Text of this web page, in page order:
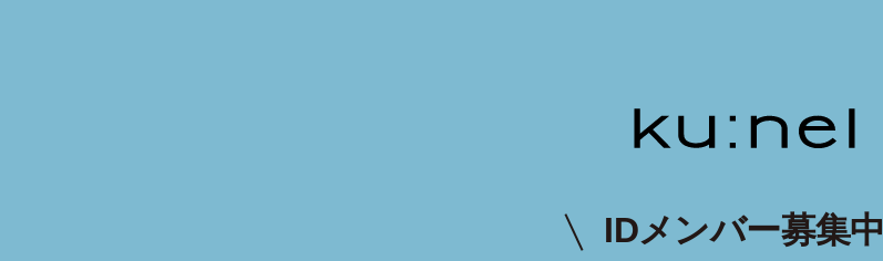
IDメンバー募集中